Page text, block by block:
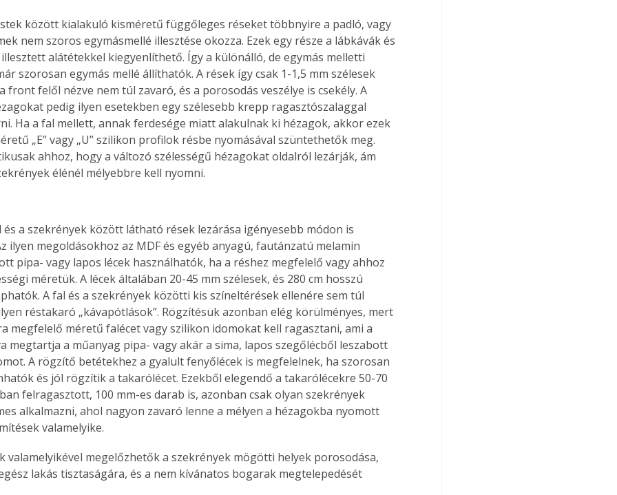
között kialakuló kisméretű függőleges réseket többnyire a padló, vagy
nem szoros egymásmellé illesztése okozza. Ezek egy része a lábkávák és
alátétekkel kiegyenlíthető. Így a különálló, de egymás melletti
szorosan egymás mellé állíthatók. A rések így csak 1-1,5 mm szélesek
front felől nézve nem túl zavaró, és a porosodás veszélye is csekély. A
pedig ilyen esetekben egy szélesebb krepp ragasztószalaggal
Ha a fal mellett, annak ferdesége miatt alakulnak ki hézagok, akkor ezek
„E” vagy „U” szilikon profilok résbe nyomásával szüntethetők meg.
ahhoz, hogy a változó szélességű hézagokat oldalról lezárják, ám
élénél mélyebbre kell nyomni.
és a szekrények között látható rések lezárása igényesebb módon is
ilyen megoldásokhoz az MDF és egyéb anyagú, fautánzatú melamin
pipa- vagy lapos lécek használhatók, ha a réshez megfelelő vagy ahhoz
méretük. A lécek általában 20-45 mm szélesek, és 280 cm hosszú
A fal és a szekrények közötti kis színeltérések ellenére sem túl
réstakaró „kávapótlások”. Rögzítésük azonban elég körülményes, mert
megfelelő méretű falécet vagy szilikon idomokat kell ragasztani, ami a
megtartja a műanyag pipa- vagy akár a sima, lapos szegőlécből leszabott
A rögzítő betétekhez a gyalult fenyőlécek is megfelelnek, ha szorosan
és jól rögzítik a takarólécet. Ezekből elegendő a takarólécekre 50-70
felragasztott, 100 mm-es darab is, azonban csak olyan szekrények
alkalmazni, ahol nagyon zavaró lenne a mélyen a hézagokba nyomott
valamelyike.
valamelyikével megelőzhetők a szekrények mögötti helyek porosodása,
lakás tisztaságára, és a nem kívánatos bogarak megtelepedését